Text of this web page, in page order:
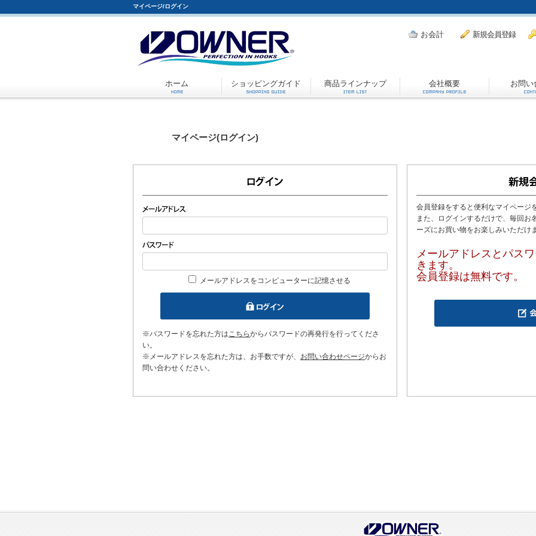
マイページ/ログイン
新規会員登録
お会計
ホーム ショッピングガイド 商品ラインナップ 会社概要 お問い
マイページ(ログイン)
メールアドレスをコンピューターに記憶させる
※パスワードを忘れた方はこちらからパスワードの再発行を行ってくださ
い。
※メールアドレスを忘れた方は、お手数ですが、 お問い合わせページからお
問い合わせください。
会員登録をすると便利なマイページ
また、ログインするだけで、毎回お
ーズにお買い物をお楽しみいただけ
メールアドレスとパス
きます。
会員登録は無料です。